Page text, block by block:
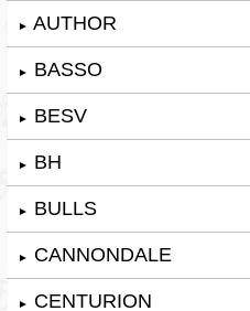
► AUTHOR
► BASSO
► BESV
► BH
► BULLS
► CANNONDALE
► CENTURION